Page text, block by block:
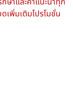
เพิ่มเติมโปรโมชั่น